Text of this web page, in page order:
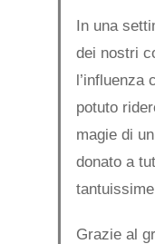
In una
dei nostri
l’influenza
potuto
magie di
donato a
Grazie al